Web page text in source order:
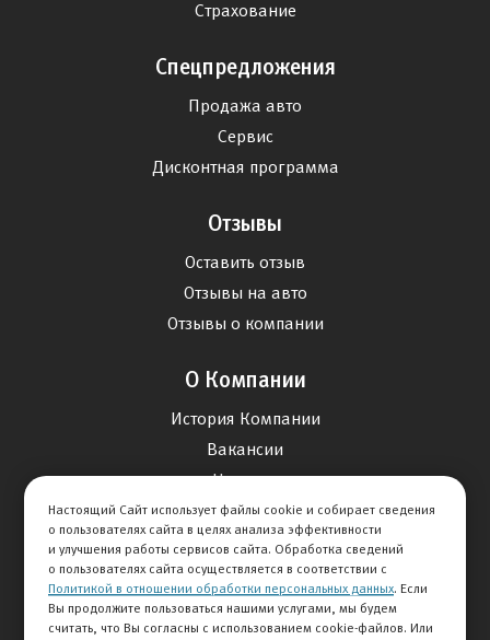
Страхование
Спецпредложения
Продажа авто
Сервис
Дисконтная программа
Отзывы
Оставить отзыв
Отзывы на авто
Отзывы о компании
О Компании
История Компании
Вакансии
Новости
Карта сайта
Контакты
Настоящий Сайт использует файлы cookie и собирает сведения
о пользователях сайта в целях анализа эффективности
и улучшения работы сервисов сайта. Обработка сведений
о пользователях сайта осуществляется в соответствии с
Политикой в отношении обработки персональных данных. Если
Вы продолжите пользоваться нашими услугами, мы будем
считать, что Вы согласны с использованием cookie-файлов. Или